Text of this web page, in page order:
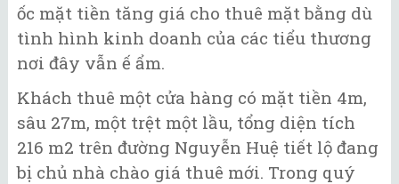
ốc mặt tiền tăng giá cho thuê mặt bằng dù
tình hình kinh doanh của các tiểu thương
nơi đây vẫn ế ẩm.
Khách thuê một cửa hàng có mặt tiền 4m,
sâu 27m, một trệt một lầu, tổng diện tích
216 m2 trên đường Nguyễn Huệ tiết lộ đang
bị chủ nhà chào giá thuê mới. Trong quý